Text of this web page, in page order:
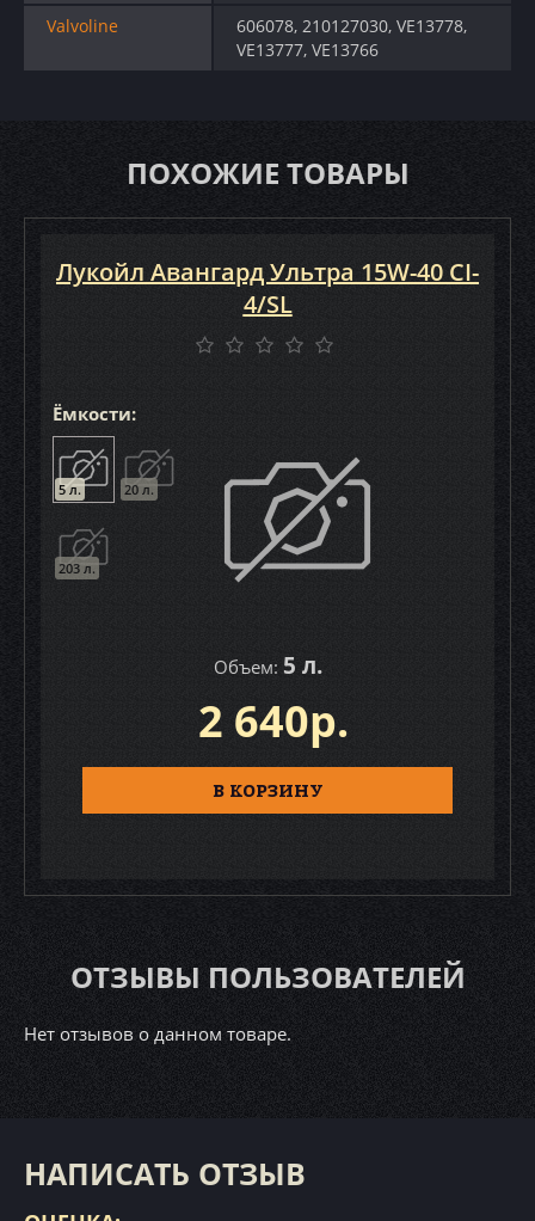
Valvoline
606078, 210127030, VE13778,
VE13777, VE13766
ПОХОЖИЕ ТОВАРЫ
Ёмкости:
5 л. 20 л.
203 л.
Объем: 5 л.
Лукойл Авангард Ультра 15W-40 CI-
4/SL
2 640р.
В КОРЗИНУ
ОТЗЫВЫ ПОЛЬЗОВАТЕЛЕЙ
Нет отзывов о данном товаре.
НАПИСАТЬ ОТЗЫВ